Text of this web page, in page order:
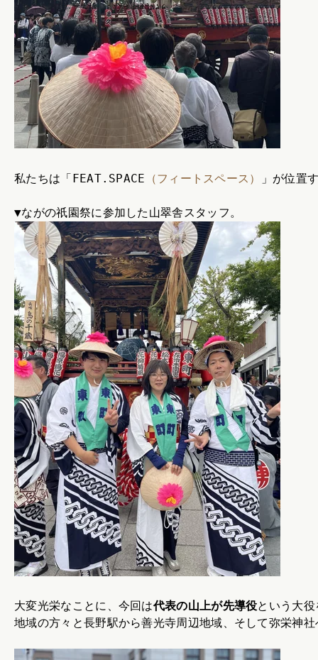
私たちは「FEAT.SPACE （フィートスペース） 」が位置
▼ながの祇園祭に参加した山翠舎スタッフ。
大変光栄なことに、今回は代表の山上が先導役という大
地域の方々と長野駅から善光寺周辺地域、そして弥栄神